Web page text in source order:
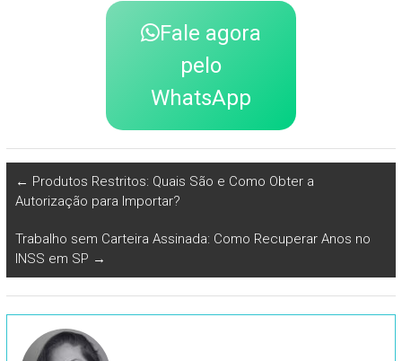
Fale agora
pelo
WhatsApp
← Produtos Restritos: Quais São e Como Obter a
Autorização para Importar?
Trabalho sem Carteira Assinada: Como Recuperar Anos no
INSS em SP →